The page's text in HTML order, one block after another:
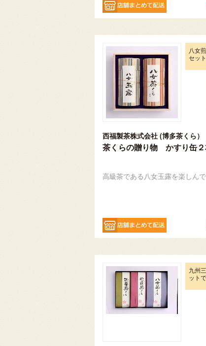
八女
セッ
西福製茶株式会社 (博多茶くら）
茶くらの贈り物 かすり缶２
高級茶である八女玉露を楽しんで
九州
ットで